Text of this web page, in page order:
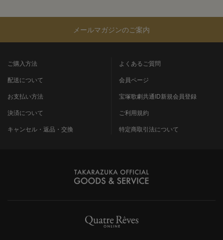
メールマガジンのご案内
ご購入方法
配送について
お支払い方法
決済について
キャンセル・返品・交換
よくあるご質問
会員ページ
宝塚歌劇共通ID新規会員登録
ご利用規約
特定商取引法について